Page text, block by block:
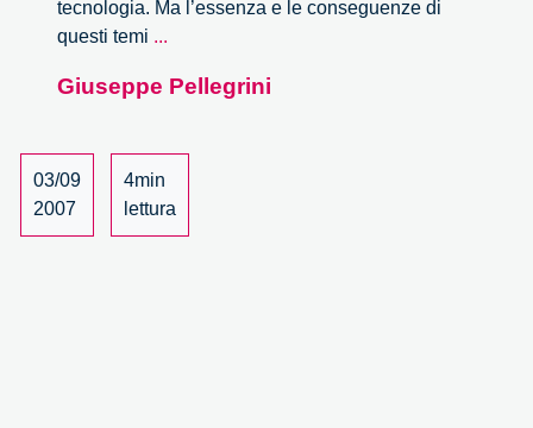
tecnologia. Ma l’essenza e le conseguenze di
questi temi ...
società
della
–
innovazione
Giuseppe Pellegrini
03/09
2007
4min
lettura